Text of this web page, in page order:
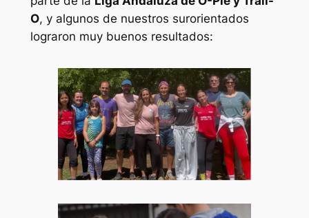
O, y algunos de nuestros surorientados
lograron muy buenos resultados: